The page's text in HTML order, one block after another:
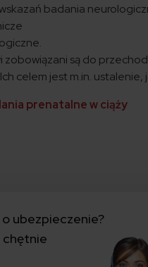
badania
zobowiązani są do
celem jest m.in.
prenatalne w ciąży
ubezpieczenie?
chętnie